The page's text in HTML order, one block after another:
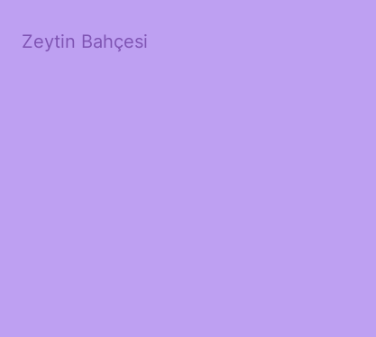
Zeytin Bahçesi